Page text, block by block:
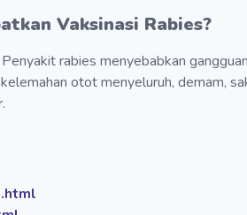
Vaksinasi Rabies?
rabies menyebabkan
otot menyeluruh, demam,